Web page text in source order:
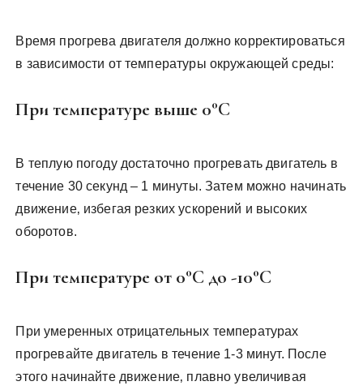
Время прогрева двигателя должно корректироваться
в зависимости от температуры окружающей среды:
При температуре выше 0°C
В теплую погоду достаточно прогревать двигатель в
течение 30 секунд – 1 минуты. Затем можно начинать
движение‚ избегая резких ускорений и высоких
оборотов.
При температуре от 0°C до -10°C
При умеренных отрицательных температурах
прогревайте двигатель в течение 1-3 минут. После
этого начинайте движение‚ плавно увеличивая